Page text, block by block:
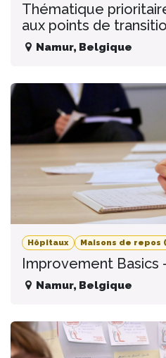
Thématique
aux points de
Namur, Belgique
Hôpitaux Maisons de repos
Improvement Basics
Namur, Belgique